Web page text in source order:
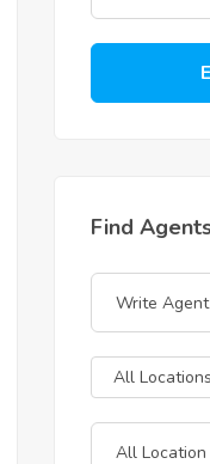
Find
All Locations